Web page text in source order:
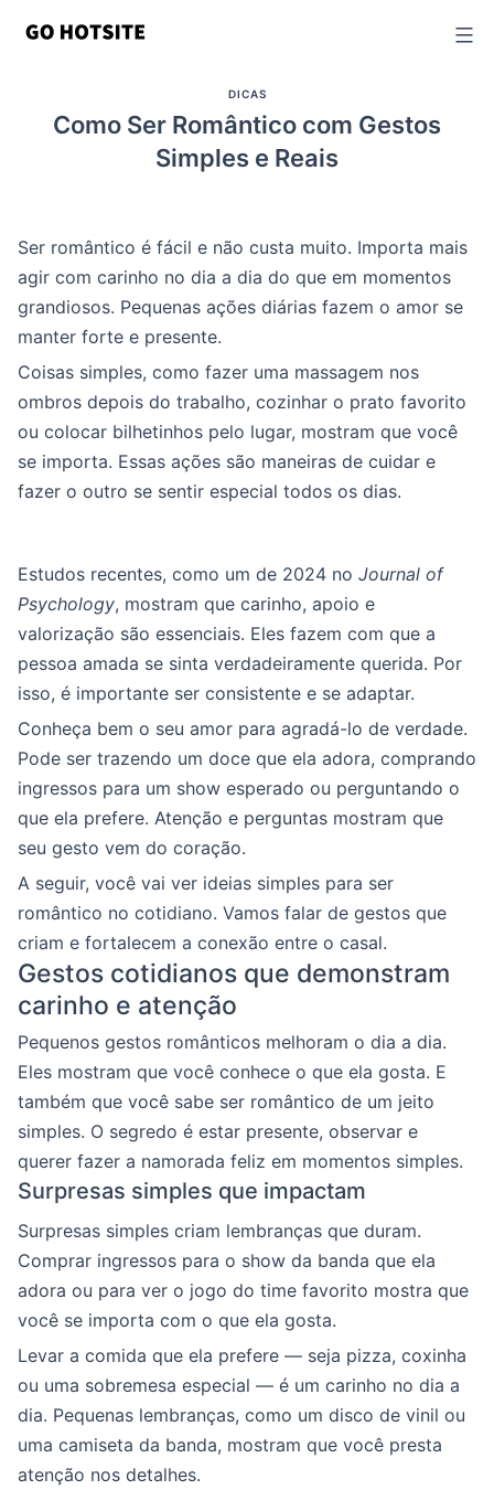
conteúdo
DICAS
Como Ser Romântico com Gestos
Simples e Reais
Ser romântico é fácil e não custa muito. Importa mais
agir com carinho no dia a dia do que em momentos
grandiosos. Pequenas ações diárias fazem o amor se
manter forte e presente.
Coisas simples, como fazer uma massagem nos
ombros depois do trabalho, cozinhar o prato favorito
ou colocar bilhetinhos pelo lugar, mostram que você
se importa. Essas ações são maneiras de cuidar e
fazer o outro se sentir especial todos os dias.
Estudos recentes, como um de 2024 no Journal of
Psychology, mostram que carinho, apoio e
valorização são essenciais. Eles fazem com que a
pessoa amada se sinta verdadeiramente querida. Por
isso, é importante ser consistente e se adaptar.
Conheça bem o seu amor para agradá-lo de verdade.
Pode ser trazendo um doce que ela adora, comprando
ingressos para um show esperado ou perguntando o
que ela prefere. Atenção e perguntas mostram que
seu gesto vem do coração.
A seguir, você vai ver ideias simples para ser
romântico no cotidiano. Vamos falar de gestos que
criam e fortalecem a conexão entre o casal.
Gestos cotidianos que demonstram
carinho e atenção
Pequenos gestos românticos melhoram o dia a dia.
Eles mostram que você conhece o que ela gosta. E
também que você sabe ser romântico de um jeito
simples. O segredo é estar presente, observar e
querer fazer a namorada feliz em momentos simples.
Surpresas simples que impactam
Surpresas simples criam lembranças que duram.
Comprar ingressos para o show da banda que ela
adora ou para ver o jogo do time favorito mostra que
você se importa com o que ela gosta.
Levar a comida que ela prefere — seja pizza, coxinha
ou uma sobremesa especial — é um carinho no dia a
dia. Pequenas lembranças, como um disco de vinil ou
uma camiseta da banda, mostram que você presta
atenção nos detalhes.